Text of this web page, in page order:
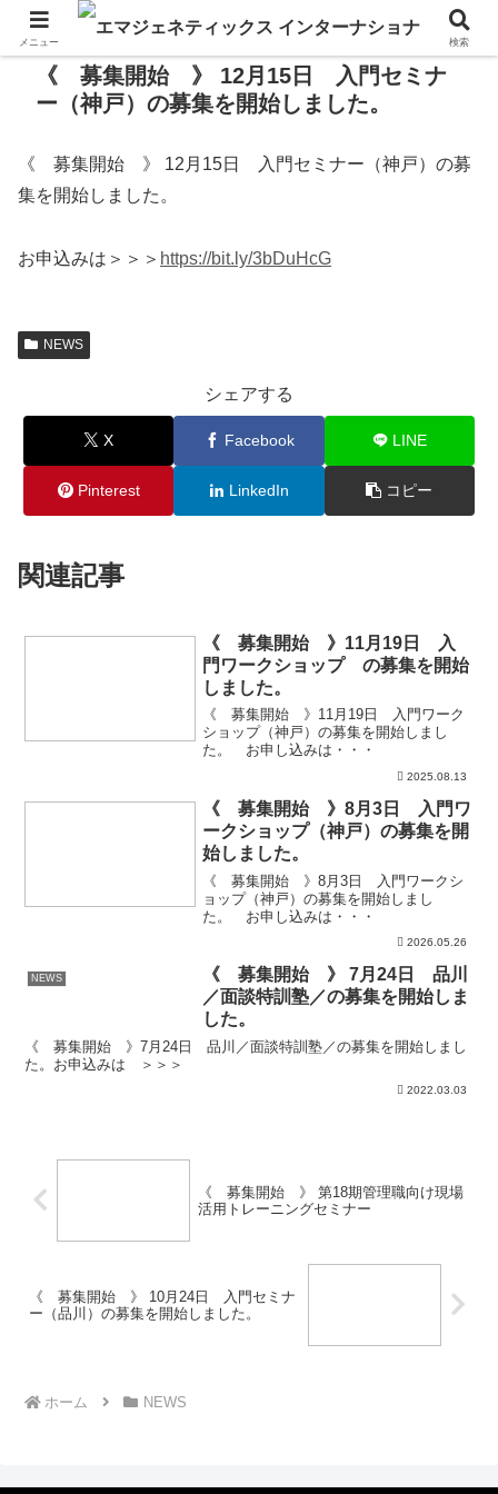
《 募集開始 》 12月15日 入門セミナ
ー（神戸）の募集を開始しました。
《 募集開始 》 12月15日 入門セミナー（神戸）の募
集を開始しました。
お申込みは＞＞＞ https://bit.ly/3bDuHcG
NEWS
シェアする
X Facebook LINE
Pinterest LinkedIn コピー
関連記事
《 募集開始 》11月19日 入
門ワークショップ の募集を開始
しました。
《 募集開始 》11月19日 入門ワーク
ショップ（神戸）の募集を開始しまし
た。 お申し込みは・・・
2025.08.13
《 募集開始 》8月3日 入門ワ
ークショップ（神戸）の募集を開
始しました。
《 募集開始 》8月3日 入門ワークシ
ョップ（神戸）の募集を開始しまし
た。 お申し込みは・・・
2026.05.26
NEWS
《 募集開始 》 7月24日 品川
／面談特訓塾／の募集を開始しま
した。
《 募集開始 》7月24日 品川／面談特訓塾／の募集を開始しまし
た。お申込みは ＞＞＞
2022.03.03
《 募集開始 》 第18期管理職向け現場
活用トレーニングセミナー
《 募集開始 》 10月24日 入門セミナ
ー（品川）の募集を開始しました。
ホーム NEWS
メニュー 検索